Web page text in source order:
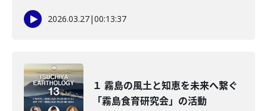
2026.03.27|00:13:37
１ 霧島の風土と知恵を未来へ繋ぐ
「霧島食育研究会」の活動